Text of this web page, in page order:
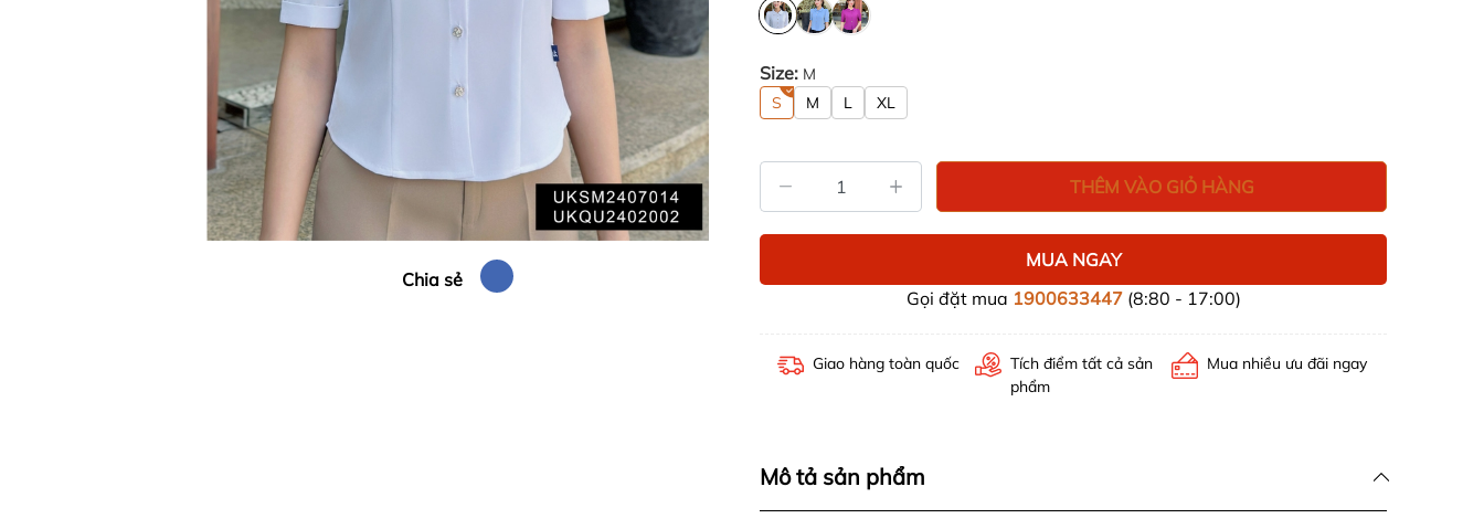
Chia sẻ
Size: M
S
M L XL
THÊM VÀO GIỎ HÀNG
MUA NGAY
Gọi đặt mua 1900633447(8:80 - 17:00)
Giao hàng toàn quốc
Tích điểm tất cả sản
phẩm
Mua nhiều ưu đãi ngay
Mô tả sản phẩm